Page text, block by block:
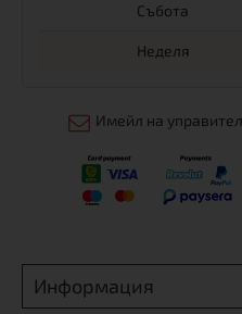
Събота
Неделя
Имейл на
Информация